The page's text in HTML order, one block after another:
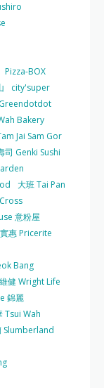
Pizza-BOX
city'super
Greendotdot
Bakery
Jai Sam Gor
司 Genki Sushi
大班 Tai Pan
意粉屋
實惠 Pricerite
Bang
健 Wright Life
錦麗
Tsui Wah
Slumberland